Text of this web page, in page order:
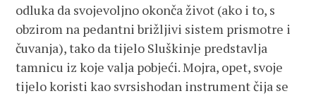
odluka da svojevoljno okonča život (ako i to, s
obzirom na pedantni brižljivi sistem prismotre i
čuvanja), tako da tijelo Sluškinje predstavlja
tamnicu iz koje valja pobjeći. Mojra, opet, svoje
tijelo koristi kao svrsishodan instrument čija se